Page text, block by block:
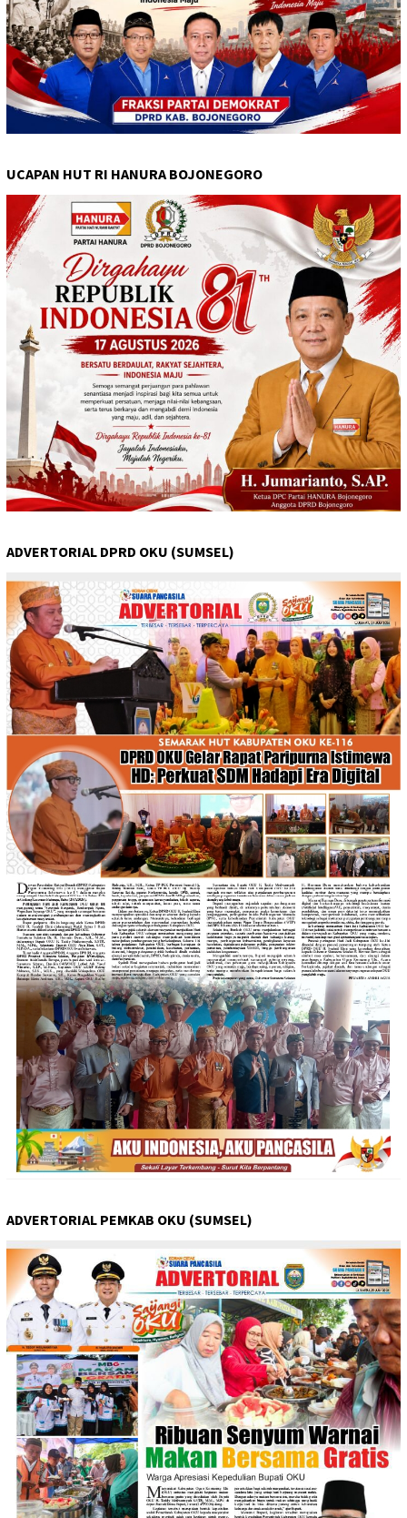
UCAPAN HUT RI HANURA BOJONEGORO
ADVERTORIAL DPRD OKU (SUMSEL)
ADVERTORIAL PEMKAB OKU (SUMSEL)